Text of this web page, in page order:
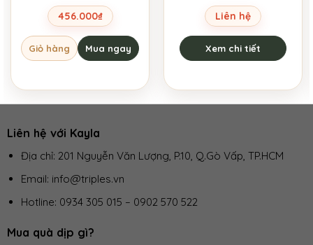
456.000₫
Giỏ hàng Mua ngay
Liên hệ
Xem chi tiết
Liên hệ với Kayla
Địa chỉ: 201 Nguyễn Văn Lượng, P.10, Q.Gò Vấp, TP.HCM
Email: info@triples.vn
Hotline: 0934 305 015 – 0902 570 522
Mua quà dịp gì?